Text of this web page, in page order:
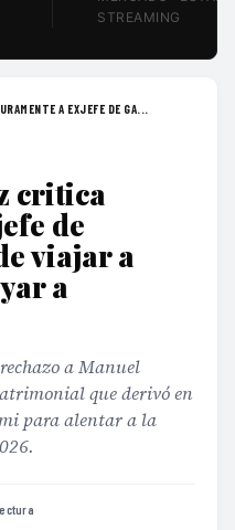
STREAMING
A EXJEFE DE GA...
critica
de
viajar a
a
a Manuel
que derivó en
para alentar a la
·